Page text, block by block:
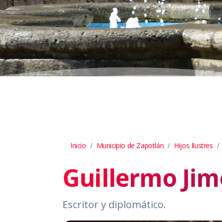
Inicio Municipio de Zapotlán Hijos Ilustres
Guillermo
Escritor y diplomático.